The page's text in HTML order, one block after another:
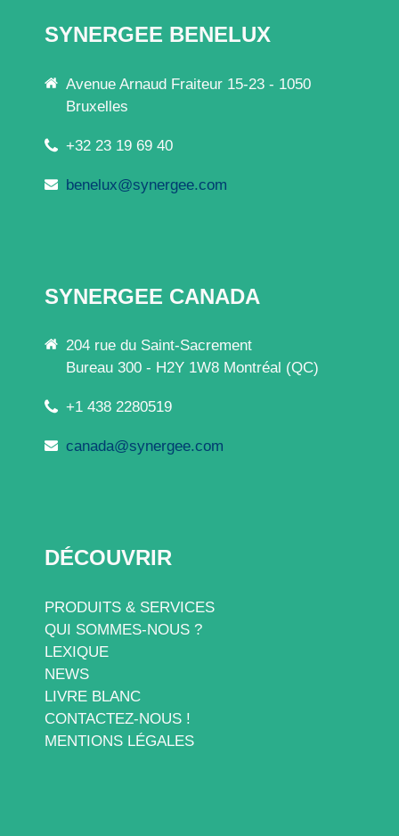
SYNERGEE BENELUX
Avenue Arnaud Fraiteur 15-23 - 1050
Bruxelles
+32 23 19 69 40
benelux@synergee.com
SYNERGEE CANADA
204 rue du Saint-Sacrement
Bureau 300 - H2Y 1W8 Montréal (QC)
+1 438 2280519
canada@synergee.com
DÉCOUVRIR
PRODUITS & SERVICES
QUI SOMMES-NOUS ?
LEXIQUE
NEWS
LIVRE BLANC
CONTACTEZ-NOUS !
MENTIONS LÉGALES